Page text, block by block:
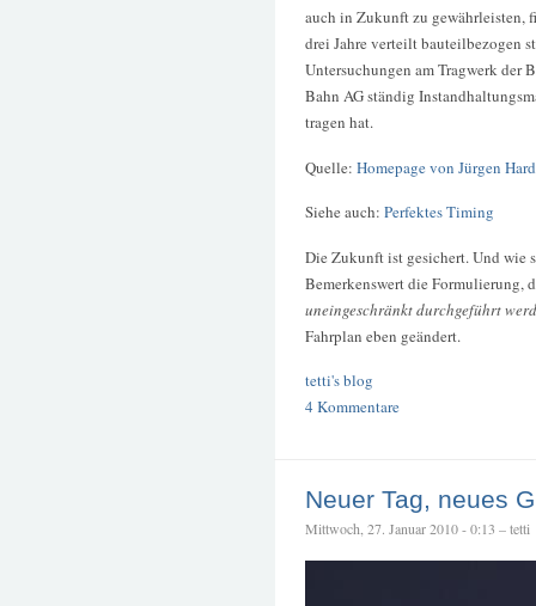
auch in Zukunft zu gewähr­leisten,
drei Jahre verteilt bauteilbezogen
Untersuchungen am Tragwerk der
Bahn AG ständig
tragen hat.
Quelle: Homepage von Jürgen
Siehe auch: Perfektes Timing
Die Zukunft ist gesichert. Und wie
Bemerkenswert die Formulierung,
uneingeschränkt durchgeführt
Fahrplan eben geändert.
tetti's blog
4 Kommentare
Neuer Tag, neues
Mittwoch, 27. Januar 2010 - 0:13 – tetti